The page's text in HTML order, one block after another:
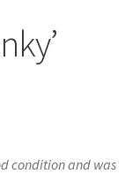
condition and was